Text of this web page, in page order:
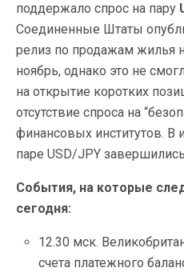
поддержало спрос на пару
Соединенные Штаты
релиз по продажам жилья
ноябрь, однако это не
на открытие коротких
отсутствие спроса на
финансовых институтов. В
паре USD/JPY
События, на которые
сегодня:
12.30 мск.
счета платежного